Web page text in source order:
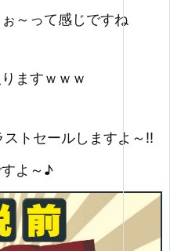
～って感じですね
ますｗｗｗ
トセールしますよ～‼
よ～♪